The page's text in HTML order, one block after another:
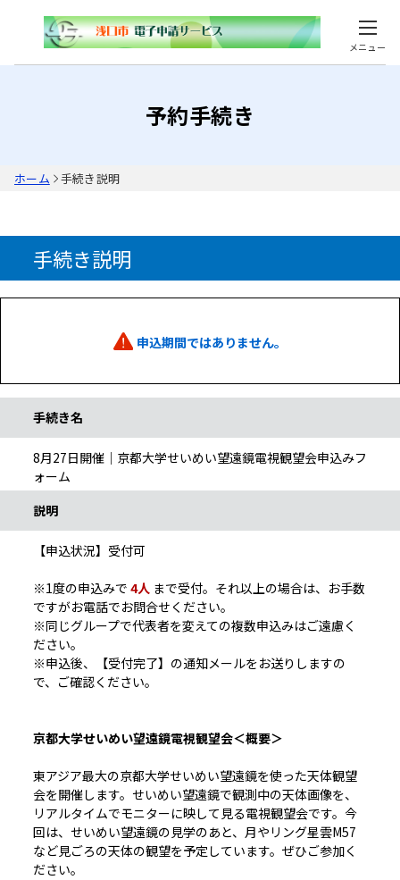
メニュー
予約手続き
ホーム 手続き説明
手続き説明
申込期間ではありません。
手続き名
8月27日開催｜京都大学せいめい望遠鏡電視観望会申込みフ
ォーム
説明
【申込状況】受付可
※1度の申込みで 4人 まで受付。それ以上の場合は、お手数
ですがお電話でお問合せください。
※同じグループで代表者を変えての複数申込みはご遠慮く
ださい。
※申込後、【受付完了】の通知メールをお送りしますの
で、ご確認ください。
京都大学せいめい望遠鏡電視観望会＜概要＞
東アジア最大の京都大学せいめい望遠鏡を使った天体観望
会を開催します。せいめい望遠鏡で観測中の天体画像を、
リアルタイムでモニターに映して見る電視観望会です。今
回は、せいめい望遠鏡の見学のあと、月やリング星雲M57
など見ごろの天体の観望を予定しています。ぜひご参加く
ださい。